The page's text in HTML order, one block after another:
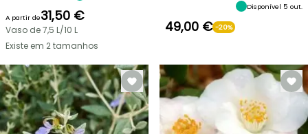
A partir de31,50 €
Vaso de 7,5 L/10 L
Existe em 2 tamanhos
Disponível 5 out.
49,00 € -20%